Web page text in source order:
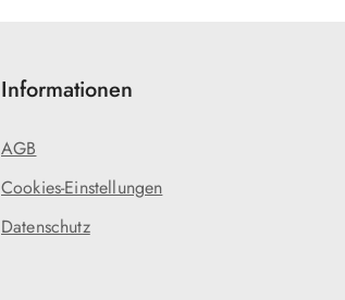
Informationen
AGB
Cookies-Einstellungen
Datenschutz